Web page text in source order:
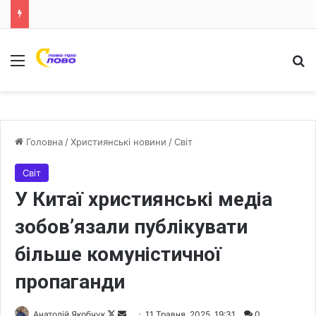
Меню
Головна /Християнські новини /Світ
Світ
У Китаї християнські медіа
зобов’язали публікувати
більше комуністичної
пропаганди